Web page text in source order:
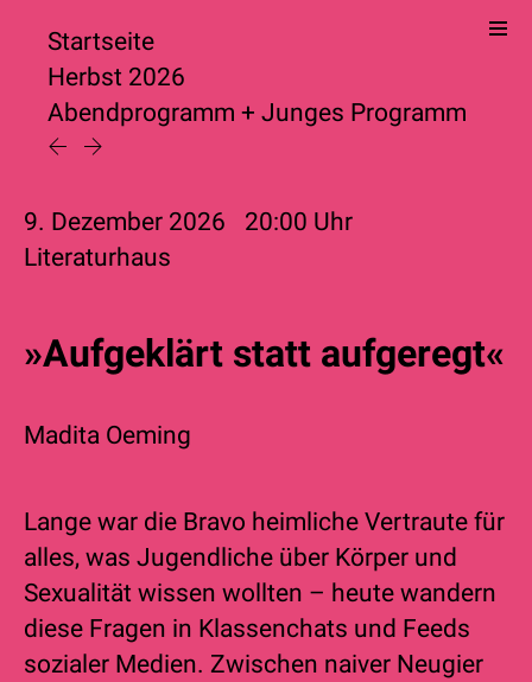
Startseite
Herbst 2026
Abendprogramm + Junges Programm
9. Dezember 2026 20:00 Uhr
Literaturhaus
»Aufgeklärt statt aufgeregt«
Madita Oeming
Lange war die Bravo heimliche Vertraute für
alles, was Jugendliche über Körper und
Sexualität wissen wollten – heute wandern
diese Fragen in Klassenchats und Feeds
sozialer Medien. Zwischen naiver Neugier